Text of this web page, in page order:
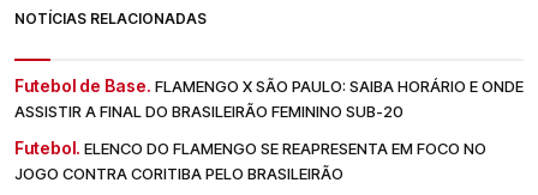
NOTÍCIAS RELACIONADAS
Futebol de Base. FLAMENGO X SÃO PAULO: SAIBA HORÁRIO E ONDE
ASSISTIR A FINAL DO BRASILEIRÃO FEMININO SUB-20
Futebol. ELENCO DO FLAMENGO SE REAPRESENTA EM FOCO NO
JOGO CONTRA CORITIBA PELO BRASILEIRÃO